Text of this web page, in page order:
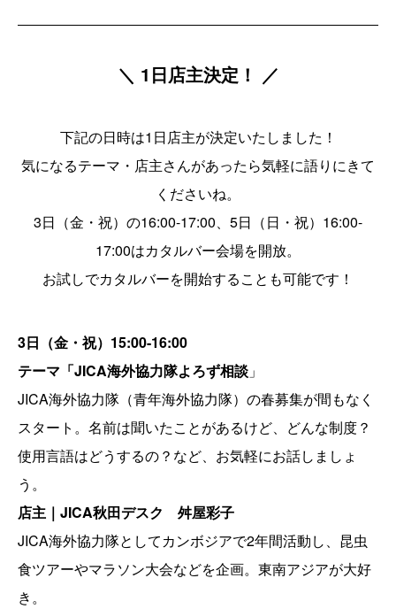
＼ 1日店主決定！ ／
下記の日時は1日店主が決定いたしました！
気になるテーマ・店主さんがあったら気軽に語りにきて
くださいね。
3日（金・祝）の16:00-17:00、5日（日・祝）16:00-
17:00はカタルバー会場を開放。
お試しでカタルバーを開始することも可能です！
3日（金・祝）15:00-16:00
テーマ「JICA海外協力隊よろず相談 」
JICA海外協力隊（青年海外協力隊）の春募集が間もなく
スタート。名前は聞いたことがあるけど、どんな制度？
使用言語はどうするの？など、お気軽にお話しましょ
う。
店主｜JICA秋田デスク 舛屋彩子
JICA海外協力隊としてカンボジアで2年間活動し、昆虫
食ツアーやマラソン大会などを企画。東南アジアが大好
き。